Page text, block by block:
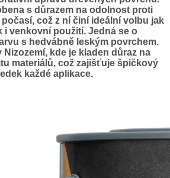
s důrazem na odolnost proti
což z ní činí ideální volbu jak
i venkovní použití. Jedná se o
s hedvábně leským povrchem.
kde je kladen důraz na
materiálů, což zajišťuje špičkový
každé aplikace.